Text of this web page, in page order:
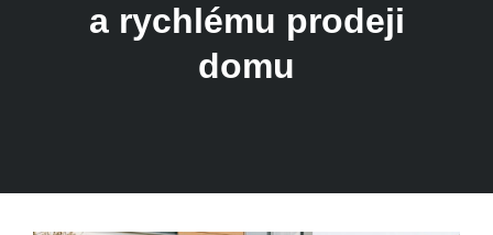
a rychlému prodeji
domu